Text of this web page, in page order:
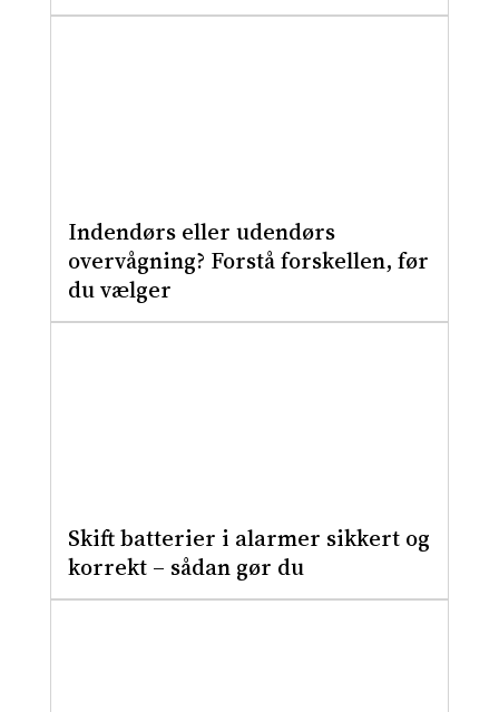
Indendørs eller udendørs
overvågning? Forstå forskellen, før
du vælger
Skift batterier i alarmer sikkert og
korrekt – sådan gør du